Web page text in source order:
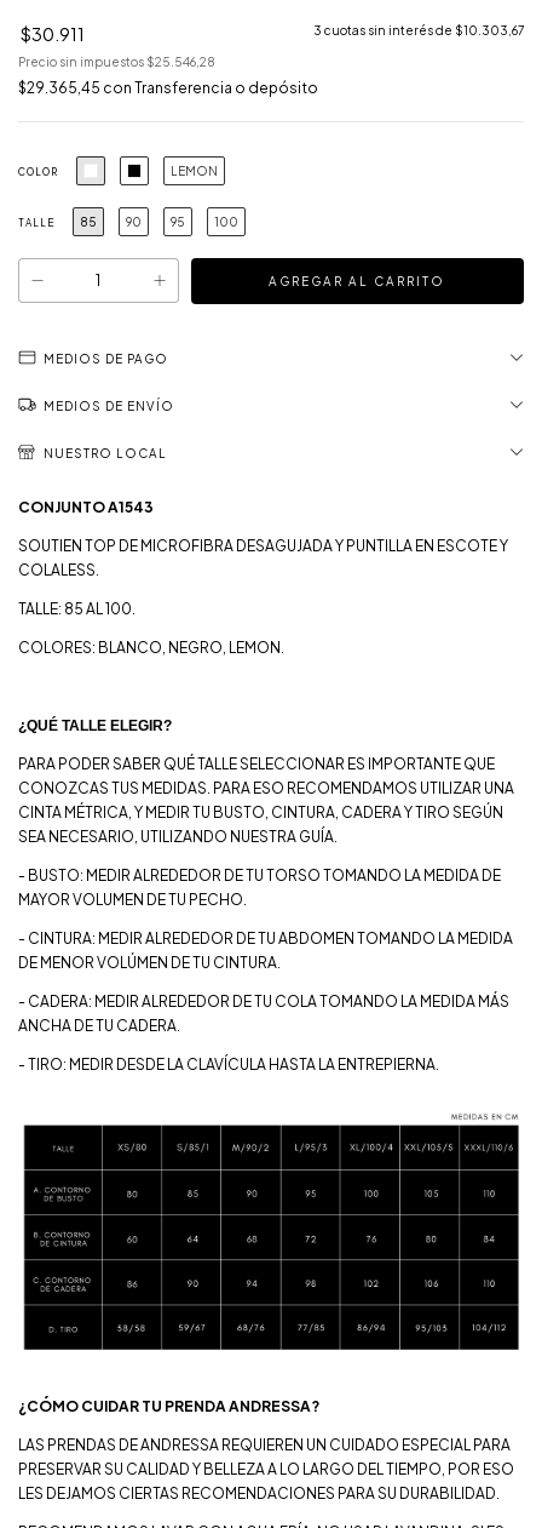
$30.911 3 cuotas sin interés de $10.303,67
Precio sin impuestos $25.546,28
$29.365,45 con Transferencia o depósito
COLOR LEMON
TALLE 85 90 95 100
MEDIOS DE PAGO
MEDIOS DE ENVÍO
NUESTRO LOCAL
CONJUNTO A1543
SOUTIEN TOP DE MICROFIBRA DESAGUJADA Y PUNTILLA EN ESCOTE Y
COLALESS.
TALLE: 85 AL 100.
COLORES: BLANCO, NEGRO, LEMON.
¿QUÉ TALLE ELEGIR?
PARA PODER SABER QUÉ TALLE SELECCIONAR ES IMPORTANTE QUE
CONOZCAS TUS MEDIDAS. PARA ESO RECOMENDAMOS UTILIZAR UNA
CINTA MÉTRICA, Y MEDIR TU BUSTO, CINTURA, CADERA Y TIRO SEGÚN
SEA NECESARIO, UTILIZANDO NUESTRA GUÍA.
- BUSTO: MEDIR ALREDEDOR DE TU TORSO TOMANDO LA MEDIDA DE
MAYOR VOLUMEN DE TU PECHO.
- CINTURA: MEDIR ALREDEDOR DE TU ABDOMEN TOMANDO LA MEDIDA
DE MENOR VOLÚMEN DE TU CINTURA.
- CADERA: MEDIR ALREDEDOR DE TU COLA TOMANDO LA MEDIDA MÁS
ANCHA DE TU CADERA.
- TIRO: MEDIR DESDE LA CLAVÍCULA HASTA LA ENTREPIERNA.
¿CÓMO CUIDAR TU PRENDA ANDRESSA?
LAS PRENDAS DE ANDRESSA REQUIEREN UN CUIDADO ESPECIAL PARA
PRESERVAR SU CALIDAD Y BELLEZA A LO LARGO DEL TIEMPO, POR ESO
LES DEJAMOS CIERTAS RECOMENDACIONES PARA SU DURABILIDAD.